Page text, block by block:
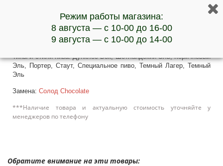
значительного увеличения цвета вместе с изменением вкуса и
аромата. Типичная дозировка шоколадного солода обычно до
Цветность: 800-1000 EBC
Типы и стили пива: Дунклес Бок, Шотландский Эль, Коричневый
Эль, Портер, Стаут, Специальное пиво, Темный Лагер, Темный
Эль
Замена: Солод Chocolate
***Наличие товара и актуальную стоимость уточняйте у
менеджеров по телефону
Обратите внимание на эти товары:
Режим работы магазина:
8 августа — с 10-00 до 16-00
9 августа — с 10-00 до 14-00